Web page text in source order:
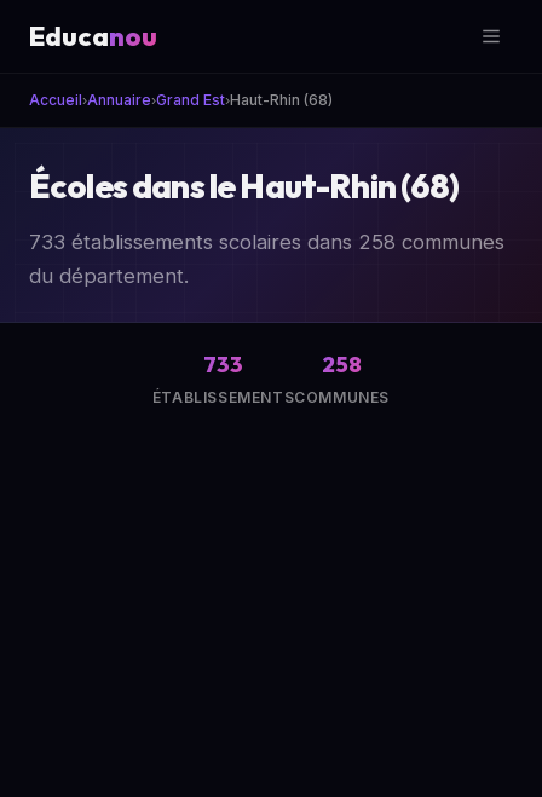
Educanou
Accueil›Annuaire›Grand Est›Haut-Rhin (68)
Écoles dans le Haut-Rhin (68)
733 établissements scolaires dans 258 communes
du département.
733
ÉTABLISSEMENTS
258
COMMUNES